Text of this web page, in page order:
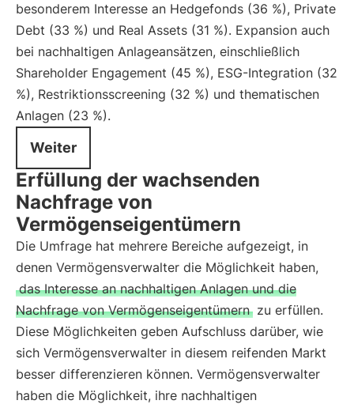
besonderem Interesse an Hedgefonds (36 %), Private
Debt (33 %) und Real Assets (31 %). Expansion auch
bei nachhaltigen Anlageansätzen, einschließlich
Shareholder Engagement (45 %), ESG-Integration (32
%), Restriktionsscreening (32 %) und thematischen
Anlagen (23 %).
Weiter
Erfüllung der wachsenden
Nachfrage von
Vermögenseigentümern
Die Umfrage hat mehrere Bereiche aufgezeigt, in
denen Vermögensverwalter die Möglichkeit haben,
das Interesse an nachhaltigen Anlagen und die
Nachfrage von Vermögenseigentümern zu erfüllen.
Diese Möglichkeiten geben Aufschluss darüber, wie
sich Vermögensverwalter in diesem reifenden Markt
besser differenzieren können. Vermögensverwalter
haben die Möglichkeit, ihre nachhaltigen